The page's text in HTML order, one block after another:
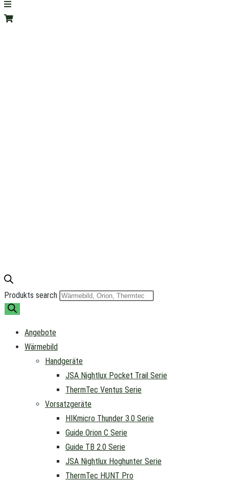
Produkts search
Angebote
Wärmebild
Handgeräte
JSA Nightlux Pocket Trail Serie
ThermTec Ventus Serie
Vorsatzgeräte
HIKmicro Thunder 3.0 Serie
Guide Orion C Serie
Guide TB 2.0 Serie
JSA Nightlux Hoghunter Serie
ThermTec HUNT Pro